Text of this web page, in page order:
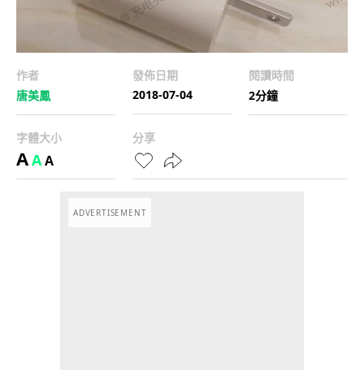
作者
唐美鳳
發佈日期
2018-07-04
閱讀時間
2分鐘
字體大小
AAA
分享
ADVERTISEMENT